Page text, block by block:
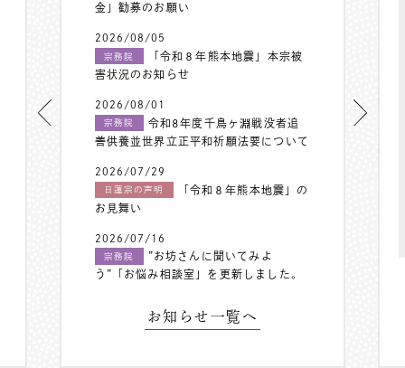
金」勧募のお願い
2026/08/05
宗務院
「令和８年熊本地震」本宗被
害状況のお知らせ
2026/08/01
宗務院
令和8年度千鳥ヶ淵戦没者追
善供養並世界立正平和祈願法要について
2026/07/29
日蓮宗の声明
「令和８年熊本地震」の
お見舞い
2026/07/16
宗務院
”お坊さんに聞いてみよ
う”「お悩み相談室」を更新しました。
お知らせ一覧へ